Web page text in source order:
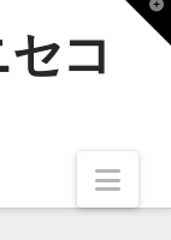
コ